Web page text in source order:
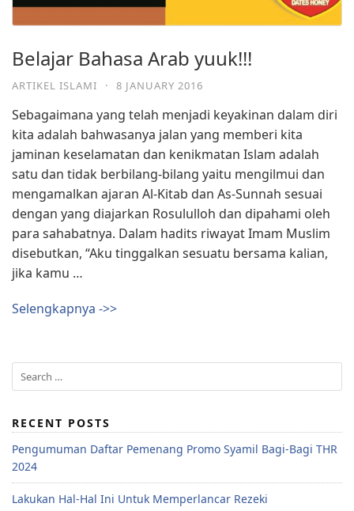
Belajar Bahasa Arab yuuk!!!
ARTIKEL ISLAMI · 8 JANUARY 2016
Sebagaimana yang telah menjadi keyakinan dalam diri
kita adalah bahwasanya jalan yang memberi kita
jaminan keselamatan dan kenikmatan Islam adalah
satu dan tidak berbilang-bilang yaitu mengilmui dan
mengamalkan ajaran Al-Kitab dan As-Sunnah sesuai
dengan yang diajarkan Rosululloh dan dipahami oleh
para sahabatnya. Dalam hadits riwayat Imam Muslim
disebutkan, “Aku tinggalkan sesuatu bersama kalian,
jika kamu …
Selengkapnya ->>
RECENT POSTS
Pengumuman Daftar Pemenang Promo Syamil Bagi-Bagi THR
2024
Lakukan Hal-Hal Ini Untuk Memperlancar Rezeki